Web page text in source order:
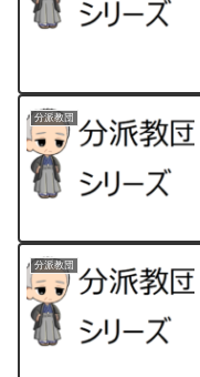
分派教団
分派教団